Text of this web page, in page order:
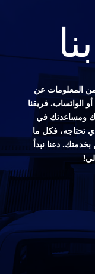
المعلومات عن
الواتساب. فريقنا
ومساعدتك في
تحتاجه، فكل ما
دعنا نبدأ